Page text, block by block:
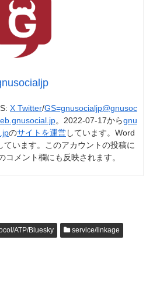
X Twitter/GS=gnusocialjp@gnusoc
。2022-07-17からgnu
のサイトを運営しています。Word
ています。このアカウントの投稿に
コメント欄にも反映されます。
ATP/Bluesky
service/linkage